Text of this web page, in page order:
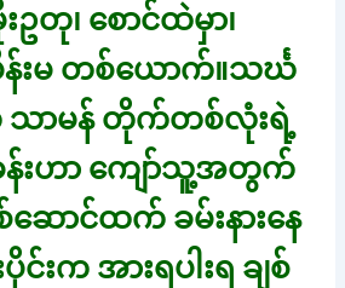
တု၊ စောင်ထဲမှာ၊
န်းမ တစ်ယောက်။သင်္ဃ
သာမန် တိုက်တစ်လုံးရဲ့
န်းဟာ ကျော်သူ့အတွက်
ဆောင်ထက် ခမ်းနားနေ
းက အားရပါးရ ချစ်